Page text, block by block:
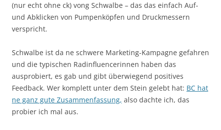
(nur echt ohne ck) vong Schwalbe – das das einfach Auf-
und Abklicken von Pumpenköpfen und Druckmessern
verspricht.
Schwalbe ist da ne schwere Marketing-Kampagne gefahren
und die typischen Radinfluencerinnen haben das
ausprobiert, es gab und gibt überwiegend positives
Feedback. Wer komplett unter dem Stein gelebt hat: BC hat
ne ganz gute Zusammenfassung, also dachte ich, das
probier ich mal aus.